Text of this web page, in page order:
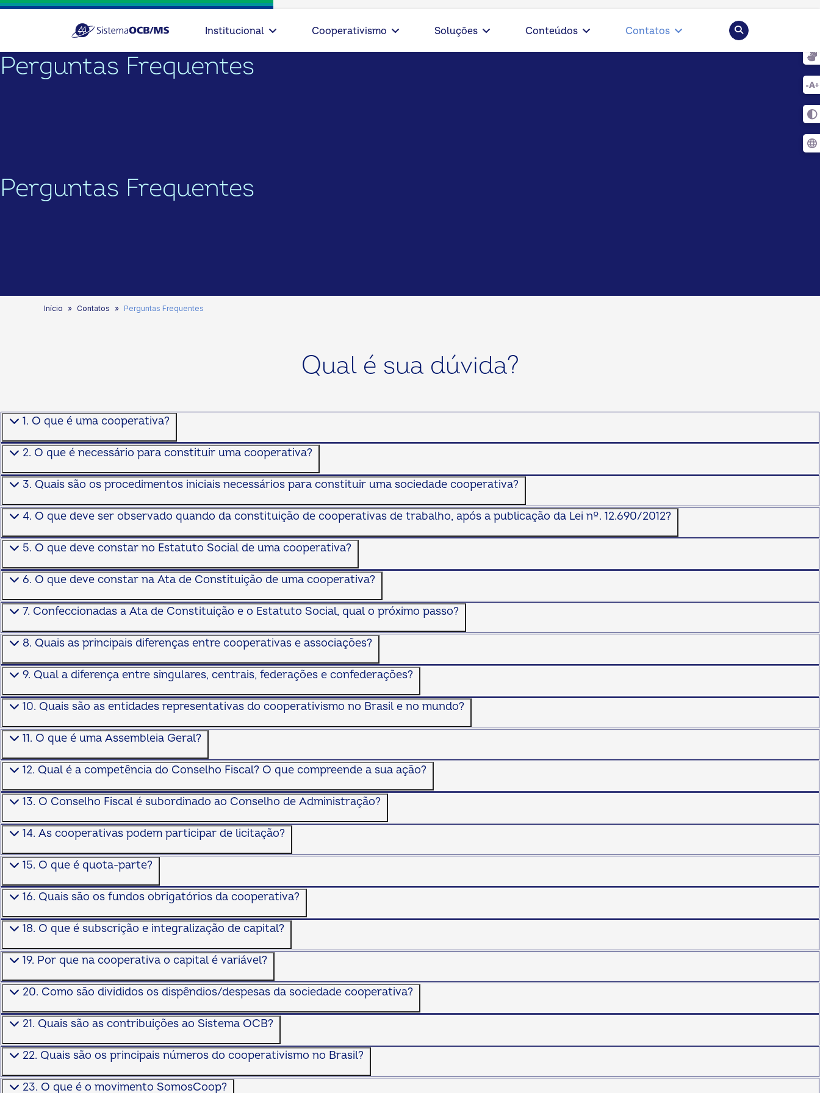
Institucional Cooperativismo Soluções Conteúdos Contatos Pesquisar
Perguntas Frequentes
Perguntas Frequentes
Início Contatos Perguntas Frequentes
Qual é sua dúvida?
1. O que é uma cooperativa?
2. O que é necessário para constituir uma cooperativa?
3. Quais são os procedimentos iniciais necessários para constituir uma sociedade cooperativa?
4. O que deve ser observado quando da constituição de cooperativas de trabalho, após a publicação da Lei nº. 12.690/2012?
5. O que deve constar no Estatuto Social de uma cooperativa?
6. O que deve constar na Ata de Constituição de uma cooperativa?
7. Confeccionadas a Ata de Constituição e o Estatuto Social, qual o próximo passo?
8. Quais as principais diferenças entre cooperativas e associações?
9. Qual a diferença entre singulares, centrais, federações e confederações?
10. Quais são as entidades representativas do cooperativismo no Brasil e no mundo?
11. O que é uma Assembleia Geral?
12. Qual é a competência do Conselho Fiscal? O que compreende a sua ação?
13. O Conselho Fiscal é subordinado ao Conselho de Administração?
14. As cooperativas podem participar de licitação?
15. O que é quota-parte?
16. Quais são os fundos obrigatórios da cooperativa?
18. O que é subscrição e integralização de capital?
19. Por que na cooperativa o capital é variável?
20. Como são divididos os dispêndios/despesas da sociedade cooperativa?
21. Quais são as contribuições ao Sistema OCB?
22. Quais são os principais números do cooperativismo no Brasil?
23. O que é o movimento SomosCoop?